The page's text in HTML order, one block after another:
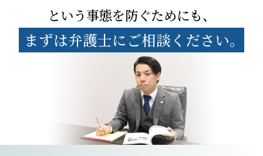
という事態を防ぐためにも、
まずは弁護士にご相談ください。